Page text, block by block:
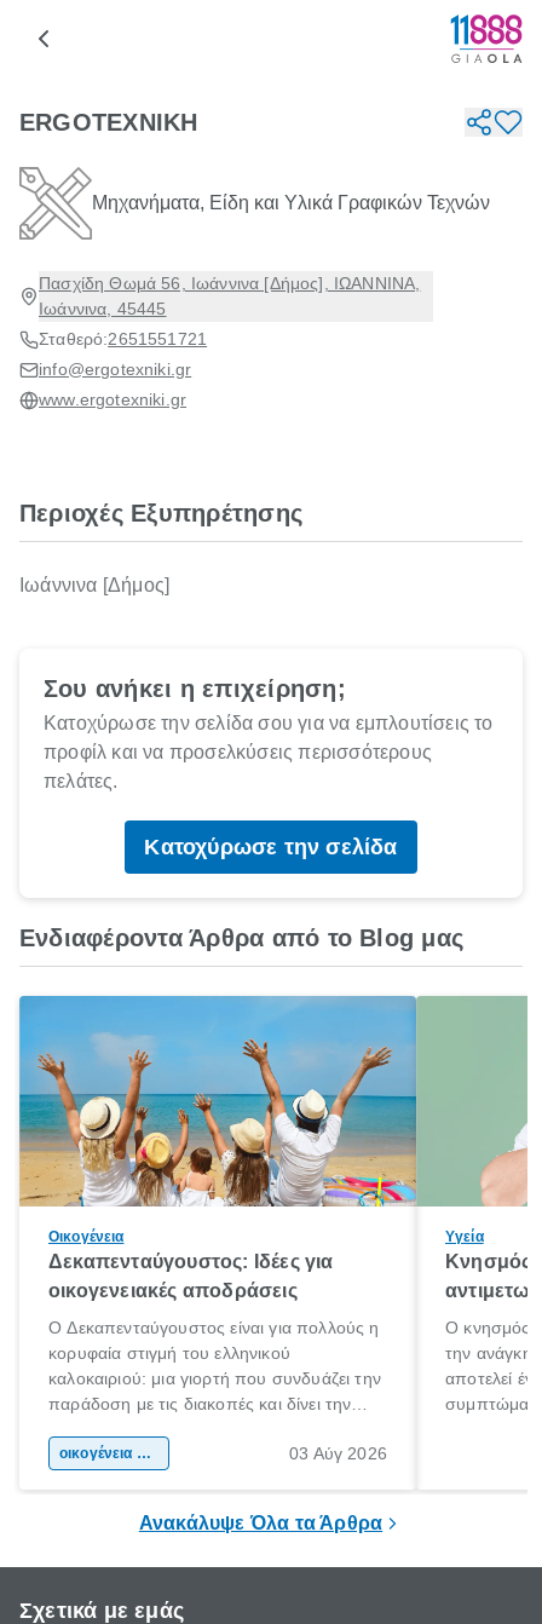
ERGOTEXNIKH
Μηχανήματα, Είδη και Υλικά Γραφικών Τεχνών
Πασχίδη Θωμά 56, Ιωάννινα [Δήμος], ΙΩΑΝΝΙΝΑ,
Ιωάννινα, 45445
Σταθερό:2651551721
info@ergotexniki.gr
www.ergotexniki.gr
Περιοχές Εξυπηρέτησης
Ιωάννινα [Δήμος]
Σου ανήκει η επιχείρηση;
Κατοχύρωσε την σελίδα σου για να εμπλουτίσεις το
προφίλ και να προσελκύσεις περισσότερους
πελάτες.
Κατοχύρωσε την σελίδα
Ενδιαφέροντα Άρθρα από το Blog μας
Οικογένεια
Δεκαπενταύγουστος: Ιδέες για
οικογενειακές αποδράσεις
Ο Δεκαπενταύγουστος είναι για πολλούς η
κορυφαία στιγμή του ελληνικού
καλοκαιριού: μια γιορτή που συνδυάζει την
παράδοση με τις διακοπές και δίνει την
χώρας. Είτε πρόκειται για λίγες μέρες
οικογένεια & παιδί 03 Αύγ 2026
Υγεία
Κνησμός:
Ο κνησμός
την ανάγκη
αποτελεί
Ανακάλυψε Όλα τα Άρθρα
Σχετικά με εμάς